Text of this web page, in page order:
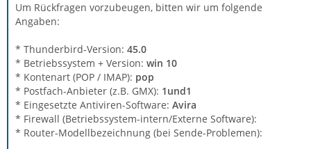
Um Rückfragen vorzubeugen, bitten wir um folgende
Angaben:
* Thunderbird-Version: 45.0
* Betriebssystem + Version: win 10
* Kontenart (POP / IMAP): pop
* Postfach-Anbieter (z.B. GMX): 1und1
* Eingesetzte Antiviren-Software: Avira
* Firewall (Betriebssystem-intern/Externe Software):
* Router-Modellbezeichnung (bei Sende-Problemen):